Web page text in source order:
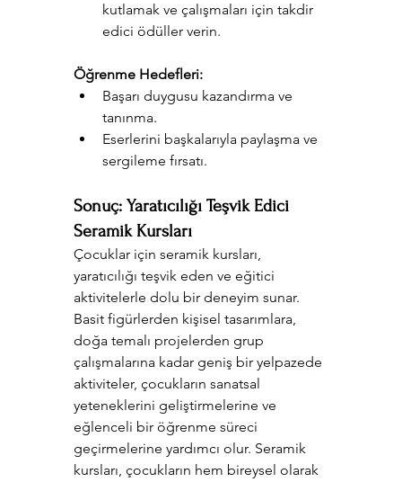
kutlamak ve çalışmaları için takdir
edici ödüller verin.
Öğrenme Hedefleri:
Başarı duygusu kazandırma ve
tanınma.
Eserlerini başkalarıyla paylaşma ve
sergileme fırsatı.
Sonuç: Yaratıcılığı Teşvik Edici
Seramik Kursları
Çocuklar için seramik kursları,
yaratıcılığı teşvik eden ve eğitici
aktivitelerle dolu bir deneyim sunar.
Basit figürlerden kişisel tasarımlara,
doğa temalı projelerden grup
çalışmalarına kadar geniş bir yelpazede
aktiviteler, çocukların sanatsal
yeteneklerini geliştirmelerine ve
eğlenceli bir öğrenme süreci
geçirmelerine yardımcı olur. Seramik
kursları, çocukların hem bireysel olarak